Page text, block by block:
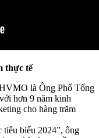
thực tế
là Ông Phố Tổng
hơn 9 năm kinh
cho hàng trăm
biểu 2024”, ông